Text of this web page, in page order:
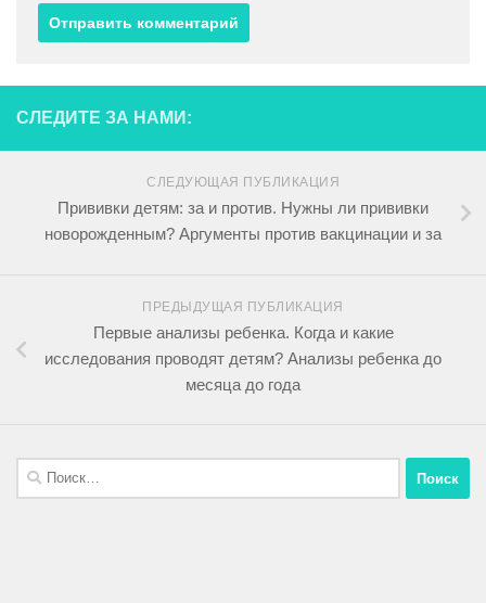
СЛЕДИТЕ ЗА НАМИ:
СЛЕДУЮЩАЯ ПУБЛИКАЦИЯ
Прививки детям: за и против. Нужны ли прививки
новорожденным? Аргументы против вакцинации и за
ПРЕДЫДУЩАЯ ПУБЛИКАЦИЯ
Первые анализы ребенка. Когда и какие
исследования проводят детям? Анализы ребенка до
месяца до года